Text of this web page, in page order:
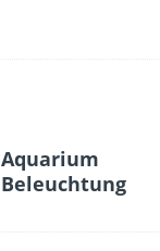
Aquarium
Beleuchtung